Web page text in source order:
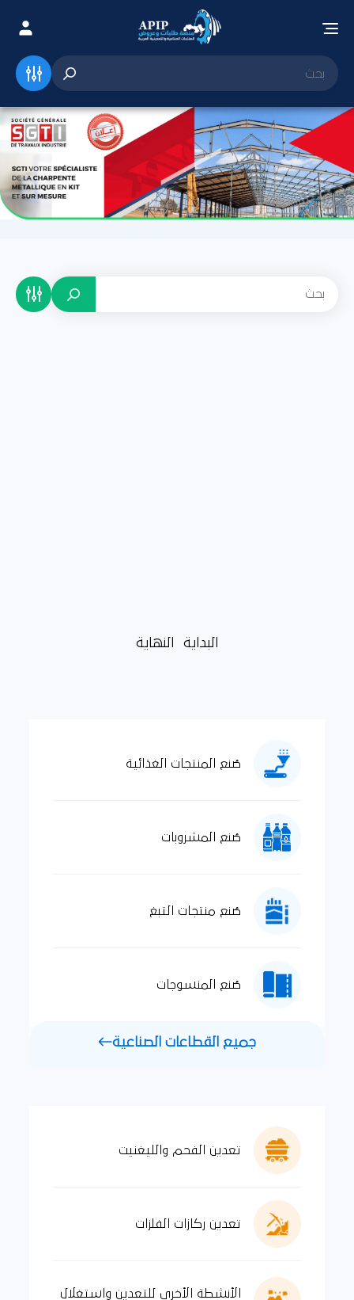
صُنع المنتجات الغذائية
صُنع المشروبات
صُنع منتجات التبغ
صُنع المنسوجات
جميع القطاعات الصناعية
تعدين الفحم والليغنيت
تعدين ركازات الفلزات
الأنشطة الأخرى للتعدين واستغلال
البداية النهاية